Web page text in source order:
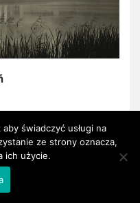
świadczyć usługi na
ze strony oznacza,
ich użycie.